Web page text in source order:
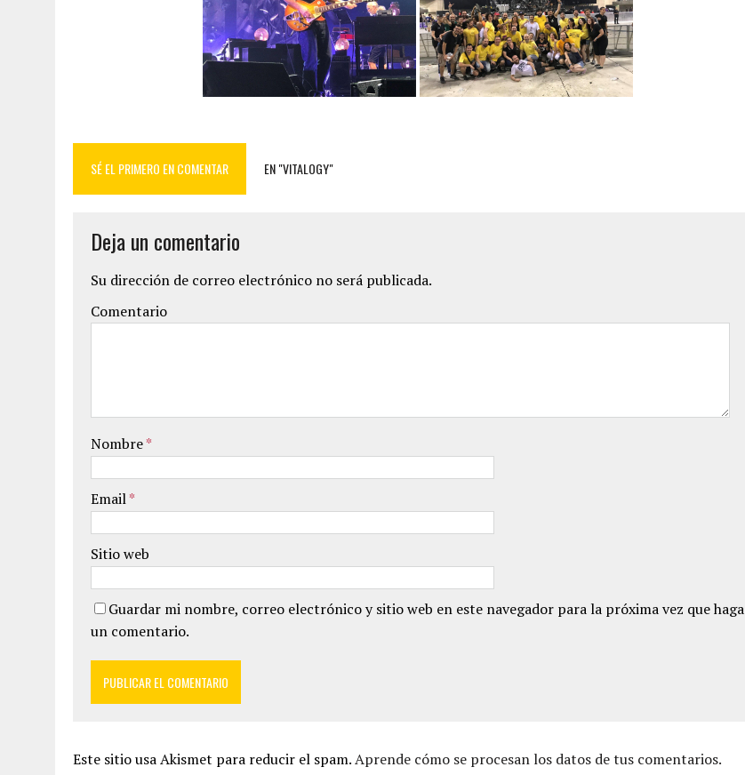
SÉ EL PRIMERO EN COMENTAR EN "VITALOGY"
Deja un comentario
Su dirección de correo electrónico no será publicada.
Comentario
Nombre*
Email*
Sitio web
Guardar mi nombre, correo electrónico y sitio web en este navegador para la próxima vez que haga
un comentario.
Este sitio usa Akismet para reducir el spam.Aprende cómo se procesan los datos de tus comentarios.